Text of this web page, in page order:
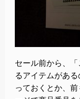
セール前から、
るアイテムがあ
っておくとか、